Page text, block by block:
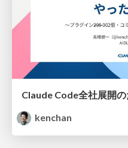
kenchan